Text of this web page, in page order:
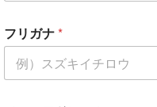
フリガナ*